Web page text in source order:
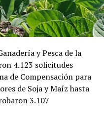
y Pesca de la
4.123 solicitudes
de Compensación para
de Soja y Maíz hasta
3.107